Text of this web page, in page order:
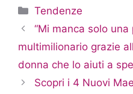
Categorie
Tendenze
“Mi manca solo
multimilionario grazie
donna che lo aiuti a
Scopri i 4 Nuovi